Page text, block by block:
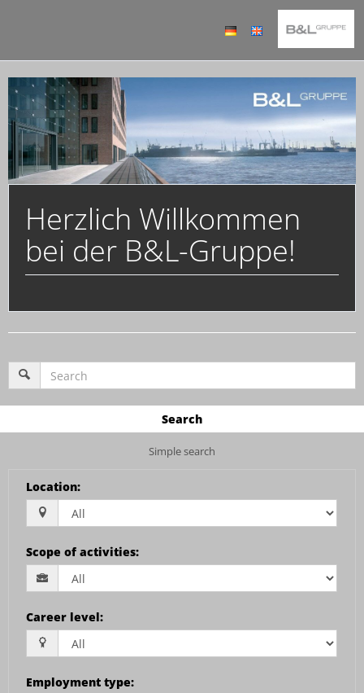
Herzlich Willkommen
bei der B&L-Gruppe!
Search
Simple search
Location:
Scope of activities:
Career level:
Employment type: